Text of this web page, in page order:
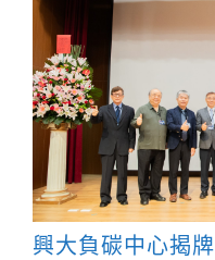
興大負碳中心揭